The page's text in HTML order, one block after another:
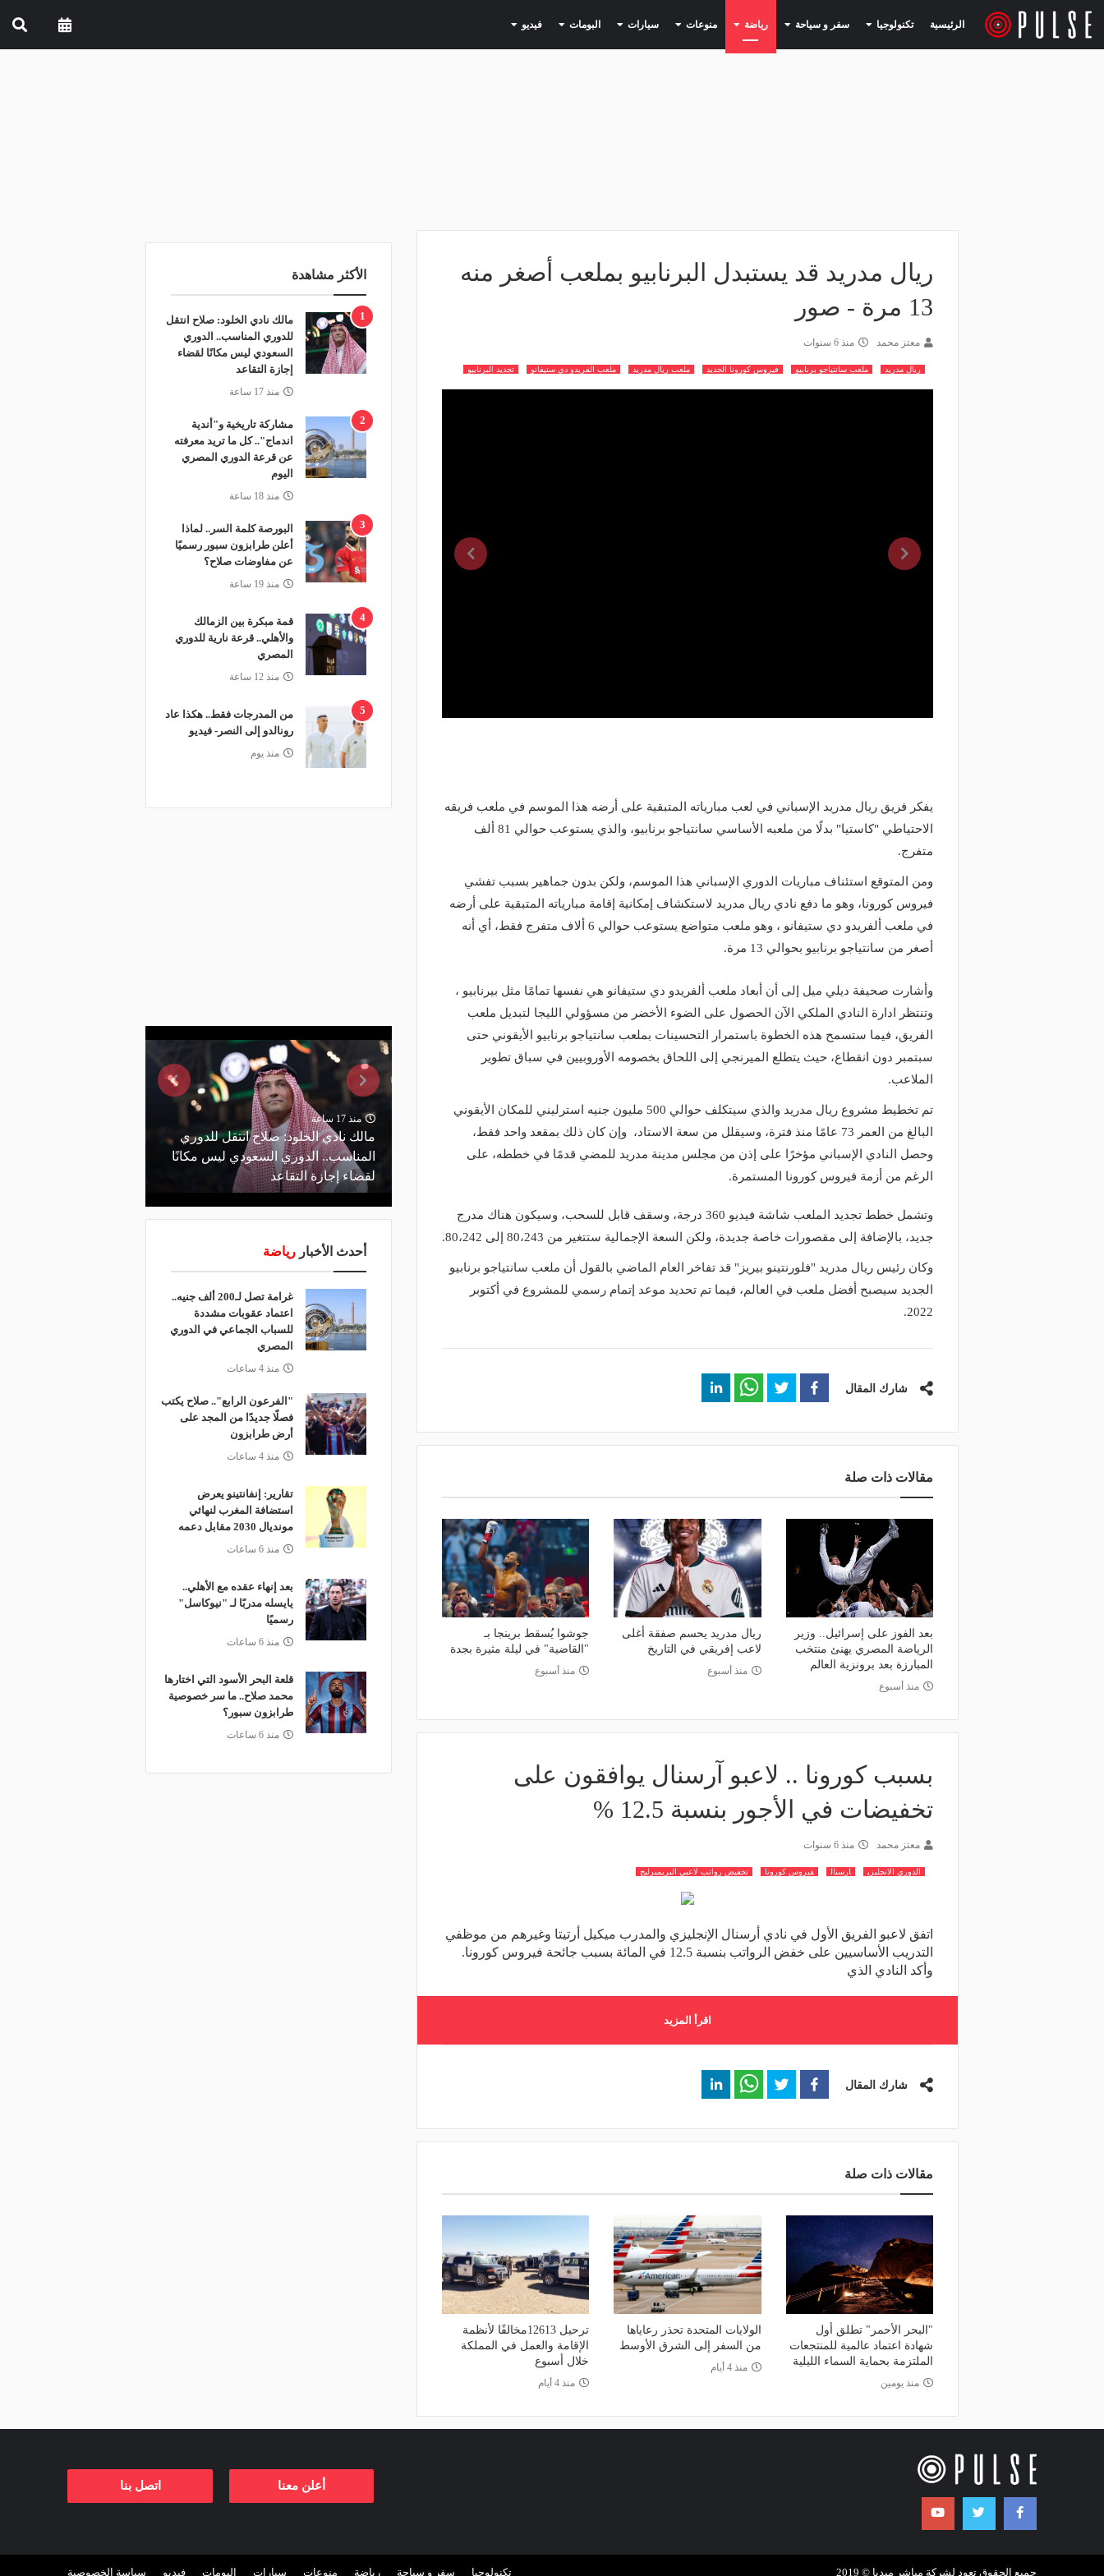
الرئيسية تكنولوجيا (current) سفر و سياحة (current) رياضة (current) منوعات (current) سيارات (current) البومات (current) فيديو (current)
ريال مدريد قد يستبدل البرنابيو بملعب أصغر منه
13 مرة - صور
معتز محمد منذ 6 سنوات
ريال مدريد ملعب سانتياجو برنابيو فيروس كورونا الجديد ملعب ريال مدريد ملعب الفريدو دي ستيفانو تجديد البرنابيو
يفكر فريق ريال مدريد الإسباني في لعب مبارياته المتبقية على أرضه هذا الموسم في ملعب فريقه
الاحتياطي "كاستيا" بدلًا من ملعبه الأساسي سانتياجو برنابيو، والذي يستوعب حوالي 81 ألف
متفرج.
ومن المتوقع استئناف مباريات الدوري الإسباني هذا الموسم، ولكن بدون جماهير بسبب تفشي
فيروس كورونا، وهو ما دفع نادي ريال مدريد لاستكشاف إمكانية إقامة مبارياته المتبقية على أرضه
في ملعب ألفريدو دي ستيفانو ، وهو ملعب متواضع يستوعب حوالي 6 ألاف متفرج فقط، أي أنه
أصغر من سانتياجو برنابيو بحوالي 13 مرة.
وأشارت صحيفة ديلي ميل إلى أن أبعاد ملعب ألفريدو دي ستيفانو هي نفسها تمامًا مثل بيرنابيو ،
وتنتظر ادارة النادي الملكي الآن الحصول على الضوء الأخضر من مسؤولي الليجا لتبديل ملعب
الفريق، فيما ستسمح هذه الخطوة باستمرار التحسينات بملعب سانتياجو برنابيو الأيقوني حتى
سبتمبر دون انقطاع، حيث يتطلع الميرنجي إلى اللحاق بخصومه الأوروبيين في سباق تطوير
الملاعب.
تم تخطيط مشروع ريال مدريد والذي سيتكلف حوالي 500 مليون جنيه استرليني للمكان الأيقوني
البالغ من العمر 73 عامًا منذ فترة، وسيقلل من سعة الاستاد، وإن كان ذلك بمقعد واحد فقط،
وحصل النادي الإسباني مؤخرًا على إذن من مجلس مدينة مدريد للمضي قدمًا في خططه، على
الرغم من أزمة فيروس كورونا المستمرة.
وتشمل خطط تجديد الملعب شاشة فيديو 360 درجة، وسقف قابل للسحب، وسيكون هناك مدرج
جديد، بالإضافة إلى مقصورات خاصة جديدة، ولكن السعة الإجمالية ستتغير من 80،243 إلى 80،242.
وكان رئيس ريال مدريد "فلورنتينو بيريز" قد تفاخر العام الماضي بالقول أن ملعب سانتياجو برنابيو
الجديد سيصبح أفضل ملعب في العالم، فيما تم تحديد موعد إتمام رسمي للمشروع في أكتوبر
2022.
شارك المقال
مقالات ذات صلة
بعد الفوز على إسرائيل.. وزير
الرياضة المصري يهنئ منتخب
المبارزة بعد برونزية العالم
منذ أسبوع
ريال مدريد يحسم صفقة أغلى
لاعب إفريقي في التاريخ
منذ أسبوع
جوشوا يُسقط برينجا بـ
"القاضية" في ليلة مثيرة بجدة
منذ أسبوع
بسبب كورونا .. لاعبو آرسنال يوافقون على
تخفيضات في الأجور بنسبة 12.5 %
معتز محمد منذ 6 سنوات
الدوري الانجليزي ارسنال فيروس كورونا تخفيض رواتب لاعبي البريميرليج
اتفق لاعبو الفريق الأول في نادي أرسنال الإنجليزي والمدرب ميكيل أرتيتا وغيرهم من موظفي
التدريب الأساسيين على خفض الرواتب بنسبة 12.5 في المائة بسبب جائحة فيروس كورونا.
وأكد النادي الذي
اقرأ المزيد
شارك المقال
مقالات ذات صلة
"البحر الأحمر" تطلق أول
شهادة اعتماد عالمية للمنتجعات
الملتزمة بحماية السماء الليلية
منذ يومين
الولايات المتحدة تحذر رعاياها
من السفر إلى الشرق الأوسط
منذ 4 أيام
ترحيل 12613مخالفًا لأنظمة
الإقامة والعمل في المملكة
خلال أسبوع
منذ 4 أيام
الأكثر مشاهدة
1
مالك نادي الخلود: صلاح انتقل
للدوري المناسب.. الدوري
السعودي ليس مكانًا لقضاء
إجازة التقاعد
منذ 17 ساعة
2
مشاركة تاريخية و"أندية
اندماج".. كل ما تريد معرفته
عن قرعة الدوري المصري
اليوم
منذ 18 ساعة
3
البورصة كلمة السر.. لماذا
أعلن طرابزون سبور رسميًا
عن مفاوضات صلاح؟
منذ 19 ساعة
4
قمة مبكرة بين الزمالك
والأهلي.. قرعة نارية للدوري
المصري
منذ 12 ساعة
5
من المدرجات فقط.. هكذا عاد
رونالدو إلى النصر- فيديو
منذ يوم
منذ 17 ساعة
مالك نادي الخلود: صلاح انتقل للدوري
المناسب.. الدوري السعودي ليس مكانًا
لقضاء إجازة التقاعد
منذ 18 ساعة
مشاركة تاريخية و"أندية اندماج".. كل ما
تريد معرفته عن قرعة الدوري المصري
منذ 19 ساعة
البورصة كلمة السر.. لماذا أعلن
طرابزون سبور رسميًا عن مفاوضات
صلاح؟
نادي الخلود: صلاح انتقل للدوري
الدوري السعودي ليس مكانًا
أحدث الأخبار رياضة
غرامة تصل لـ200 ألف جنيه..
اعتماد عقوبات مشددة
للسباب الجماعي في الدوري
المصري
منذ 4 ساعات
"الفرعون الرابع".. صلاح يكتب
فصلًا جديدًا من المجد على
أرض طرابزون
منذ 4 ساعات
تقارير: إنفانتينو يعرض
استضافة المغرب لنهائي
مونديال 2030 مقابل دعمه
منذ 6 ساعات
بعد إنهاء عقده مع الأهلي..
يايسله مدربًا لـ "نيوكاسل"
رسميًا
منذ 6 ساعات
قلعة البحر الأسود التي اختارها
محمد صلاح.. ما سر خصوصية
طرابزون سبور؟
منذ 6 ساعات
أعلن معنا اتصل بنا
تكنولوجيا سفر و سياحة رياضة منوعات سيارات البومات فيديو سياسة الخصوصية جميع الحقوق تعود لشركة مباشر ميديا © 2019